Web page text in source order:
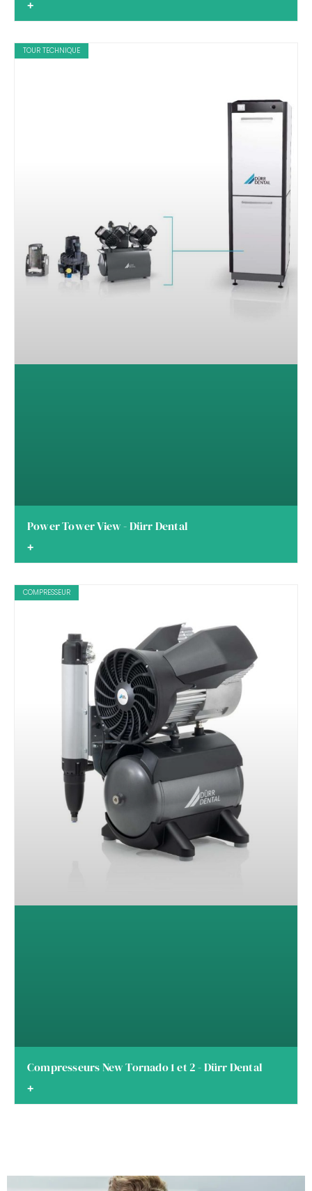
+
TOUR TECHNIQUE
Power Tower View - Dürr Dental
+
COMPRESSEUR
Compresseurs New Tornado 1 et 2 - Dürr Dental
+